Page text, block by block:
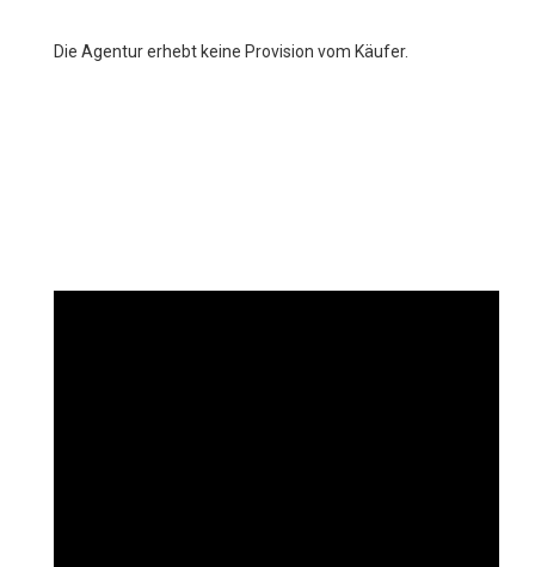
Die Agentur erhebt keine Provision vom Käufer.